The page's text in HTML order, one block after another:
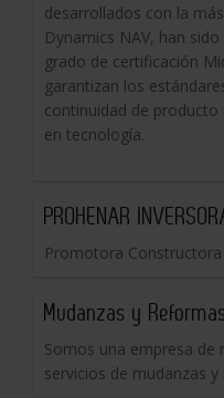
desarrollados con la
Dynamics NAV, han
grado de certificación
garantizan los
continuidad de
en tecnología.
PROHENAR
Promotora Constructora
Mudanzas y
Somos una empresa
servicios de mudanzas